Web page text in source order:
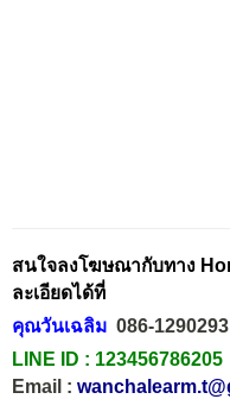
สนใจลงโฆษณากับทาง
ละเอียดได้ที่
คุณวันเฉลิม 086-1290293
LINE ID : 123456786205
Email :